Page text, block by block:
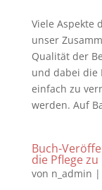
Viele Aspekte
unser
Qualität der
und dabei die
einfach zu
werden. Auf
Buch-
die Pflege zu
von n_admin |